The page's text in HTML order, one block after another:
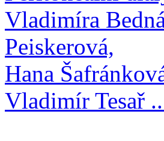
Vladimíra
Peiskerová,
Hana
Vladimír Tesař